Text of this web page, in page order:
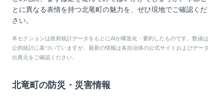
とに異なる表情を持つ北竜町の魅力を、ぜひ現地でご確認くだ
さい。
本セクションは政府統計データをもとにAIが構造化・要約したものです。数値は
公的統計に基づいていますが、最新の情報は各自治体の公式サイトおよびデータ
出典元をご確認ください。
北竜町 の防災・災害情報